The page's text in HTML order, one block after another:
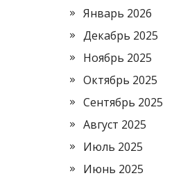
Январь 2026
Декабрь 2025
Ноябрь 2025
Октябрь 2025
Сентябрь 2025
Август 2025
Июль 2025
Июнь 2025